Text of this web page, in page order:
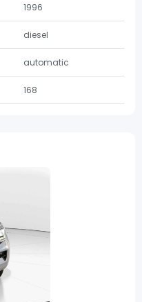
1996
diesel
automatic
168